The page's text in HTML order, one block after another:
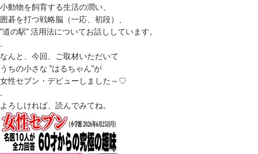
小動物を飼育する生活の潤い、
囲碁を打つ戦略脳（一応、初段）、
”道の駅” 活用法についてお話ししています。
.
なんと、今回、ご取材いただいて
うちの小さな ”はるちゃん”が
女性セブン・デビューしました～♡
.
よろしければ、読んでみてね。